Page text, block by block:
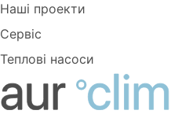
Наші проекти
Сервіс
Теплові насоси